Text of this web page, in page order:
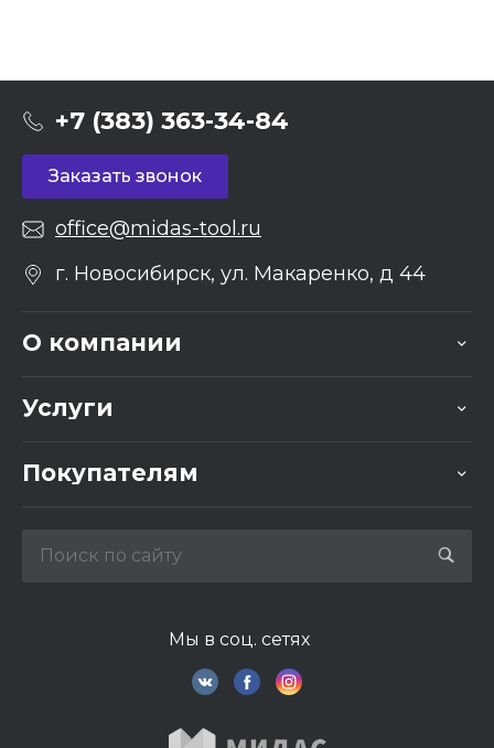
+7 (383) 363-34-84
Заказать звонок
office@midas-tool.ru
г. Новосибирск, ул. Макаренко, д 44
О компании
Услуги
Покупателям
Мы в соц. сетях